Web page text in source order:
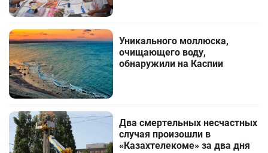
Уникального моллюска,
очищающего воду,
обнаружили на Каспии
Два смертельных несчастных
случая произошли в
«Казахтелекоме» за два дня